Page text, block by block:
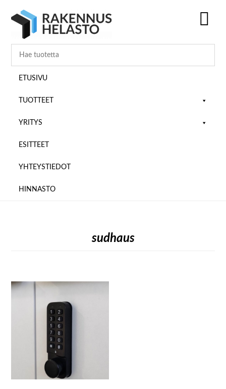
pääsisältöön
ensisijaiseen
alatunnisteeseen
ETUSIVU
TUOTTEET
YRITYS
ESITTEET
YHTEYSTIEDOT
HINNASTO
sudhaus